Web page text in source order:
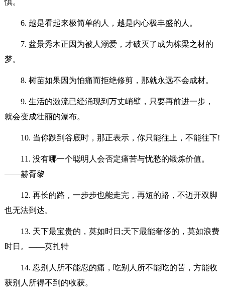
惧。
6. 越是看起来极简单的人，越是内心极丰盛的人。
7. 盆景秀木正因为被人溺爱，才破灭了成为栋梁之材的
梦。
8. 树苗如果因为怕痛而拒绝修剪，那就永远不会成材。
9. 生活的激流已经涌现到万丈峭壁，只要再前进一步，
就会变成壮丽的瀑布。
10. 当你跌到谷底时，那正表示，你只能往上，不能往下!
11. 没有哪一个聪明人会否定痛苦与忧愁的锻炼价值。
——赫胥黎
12. 再长的路，一步步也能走完，再短的路，不迈开双脚
也无法到达。
13. 天下最宝贵的，莫如时日;天下最能奢侈的，莫如浪费
时日。——莫扎特
14. 忍别人所不能忍的痛，吃别人所不能吃的苦，方能收
获别人所得不到的收获。